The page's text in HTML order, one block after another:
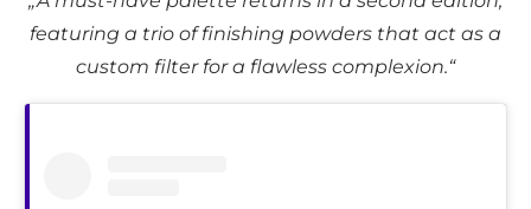
featuring a trio of finishing powders that act as a
custom filter for a flawless complexion​.“